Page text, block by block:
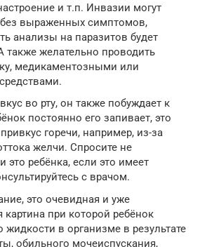
и т.п. Инвазии могут
без выраженных симптомов,
анализы на паразитов будет
желательно проводить
медикаментозными или
во рту, он также побуждает к
постоянно его запивает, это
горечи, например, из-за
желчи. Спросите не
это ребёнка, если это имеет
с врачом.
это очевидная и уже
картина при которой ребёнок
жидкости в организме в результате
обильного мочеиспускания,